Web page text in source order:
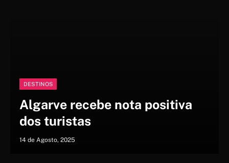
DESTINOS
Algarve recebe nota positiva
dos turistas
14 de Agosto, 2025